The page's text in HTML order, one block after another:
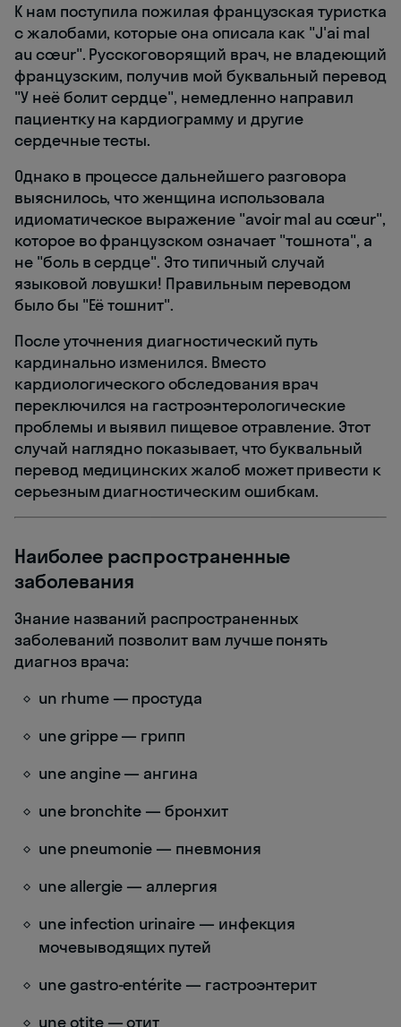
К нам поступила пожилая французская туристка
с жалобами, которые она описала как "J'ai mal
au cœur". Русскоговорящий врач, не владеющий
французским, получив мой буквальный перевод
"У неё болит сердце", немедленно направил
пациентку на кардиограмму и другие
сердечные тесты.
Однако в процессе дальнейшего разговора
выяснилось, что женщина использовала
идиоматическое выражение "avoir mal au cœur",
которое во французском означает "тошнота", а
не "боль в сердце". Это типичный случай
языковой ловушки! Правильным переводом
было бы "Её тошнит".
После уточнения диагностический путь
кардинально изменился. Вместо
кардиологического обследования врач
переключился на гастроэнтерологические
проблемы и выявил пищевое отравление. Этот
случай наглядно показывает, что буквальный
перевод медицинских жалоб может привести к
серьезным диагностическим ошибкам.
Наиболее распространенные
заболевания
Знание названий распространенных
заболеваний позволит вам лучше понять
диагноз врача:
un rhume — простуда
une grippe — грипп
une angine — ангина
une bronchite — бронхит
une pneumonie — пневмония
une allergie — аллергия
une infection urinaire — инфекция
мочевыводящих путей
une gastro-entérite — гастроэнтерит
une otite — отит